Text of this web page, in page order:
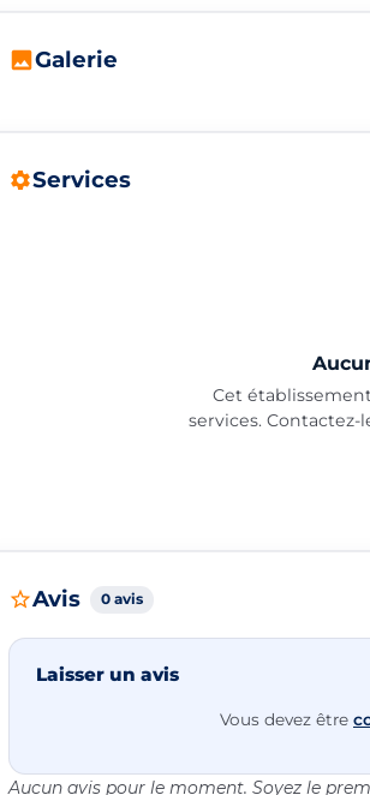
Galerie
Services
Cet
services.
Avis 0 avis
Laisser un avis
Vous devez être
Aucun avis pour le moment. Soyez le